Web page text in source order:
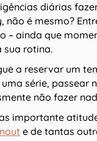
diárias
não é mesmo?
– ainda que
sua rotina.
a reservar um
série, passear
não fazer
importante
e de tantas